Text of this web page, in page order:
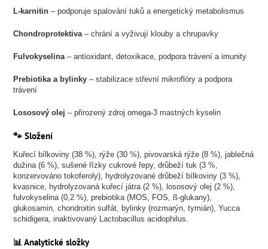
L-karnitin – podporuje spalování tuků a energetický metabolismus
Chondroprotektiva– chrání a vyživují klouby a chrupavky
Fulvokyselina– antioxidant, detoxikace, podpora trávení a imunity
Prebiotika a bylinky – stabilizace střevní mikroflóry a podpora
trávení
Lososový olej – přirozený zdroj omega-3 mastných kyselin
🐾 Složení
Kuřecí bílkoviny (38 %), rýže (30 %), pivovarská rýže (8 %), jablečná
dužina (6 %), sušené řízky cukrové řepy, drůbeží tuk (3 %,
konzervováno tokoferoly), hydrolyzované drůbeží bílkoviny (3 %),
kvasnice, hydrolyzovaná kuřecí játra (2 %), lososový olej (2 %),
fulvokyselina (0,2 %), prebiotika (MOS, FOS, ß-glukany),
glukosamin, chondroitin sulfát, bylinky (rozmarýn, tymián), Yucca
schidigera, inaktivovaný Lactobacillus acidophilus.
📊 Analytické složky